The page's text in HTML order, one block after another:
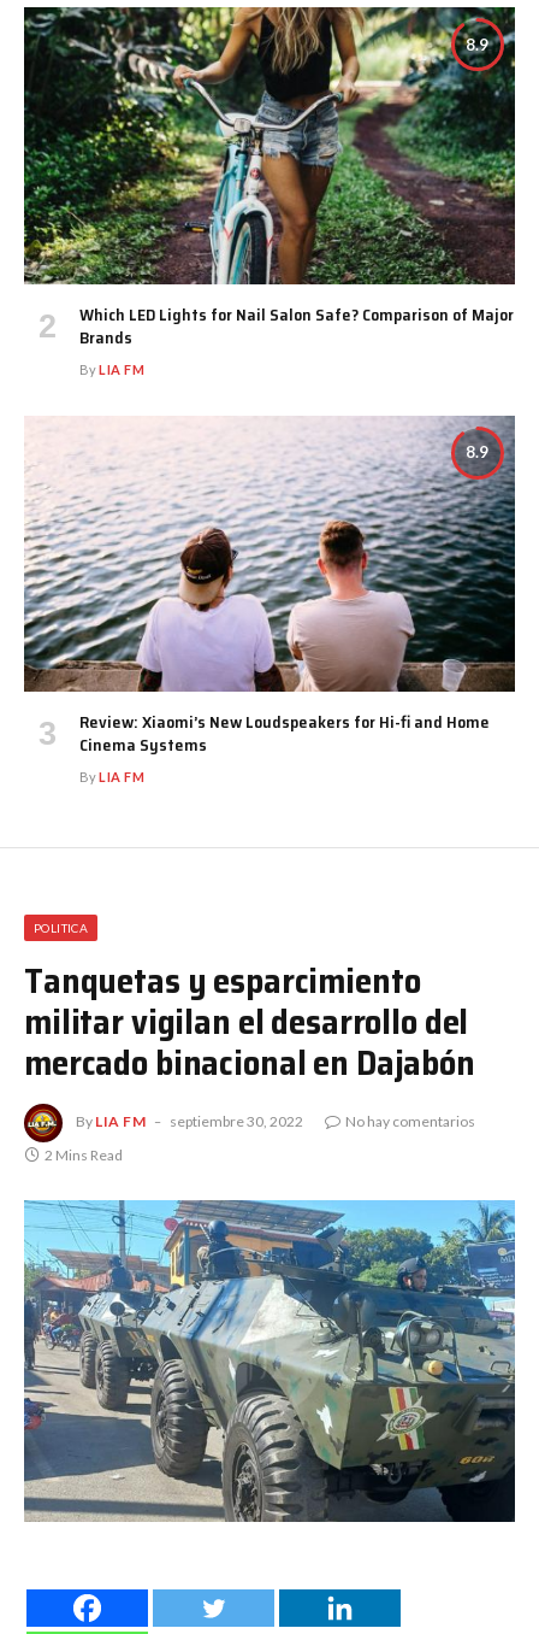
8.9
Which LED Lights for Nail Salon Safe? Comparison of Major
Brands
ByLIA FM
8.9
Review: Xiaomi’s New Loudspeakers for Hi-fi and Home
Cinema Systems
ByLIA FM
POLITICA
Tanquetas y esparcimiento
militar vigilan el desarrollo del
mercado binacional en Dajabón
By LIA FM septiembre 30, 2022
No hay comentarios
2 Mins Read